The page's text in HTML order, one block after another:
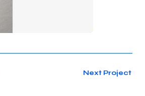
Next Project